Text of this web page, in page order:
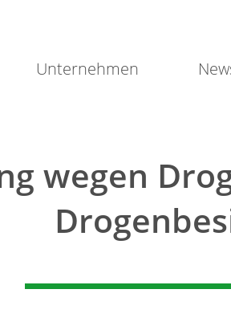
Unternehmen
wegen